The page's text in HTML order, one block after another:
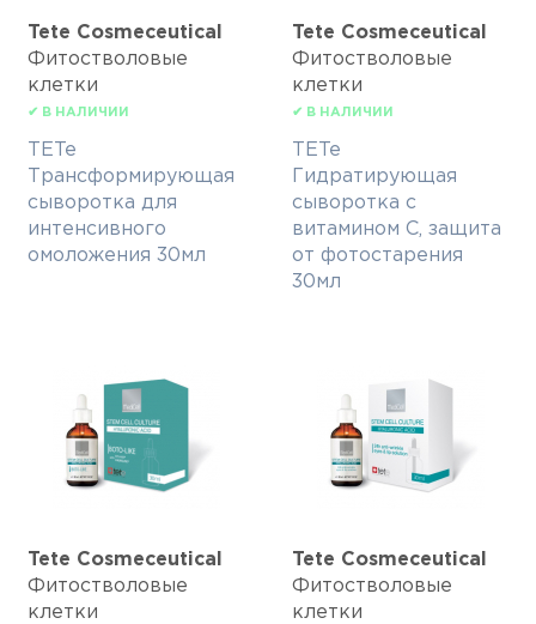
Tete Cosmeceutical
Фитостволовые
клетки
✔ В НАЛИЧИИ
TETe
Трансформирующая
сыворотка для
интенсивного
омоложения 30мл
Tete Cosmeceutical
Фитостволовые
клетки
✔ В НАЛИЧИИ
TETe
Гидратирующая
сыворотка с
витамином С, защита
от фотостарения
30мл
Tete Cosmeceutical
Фитостволовые
клетки
Tete Cosmeceutical
Фитостволовые
клетки